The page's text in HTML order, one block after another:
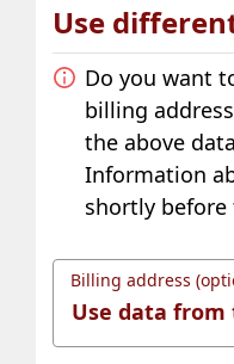
Use
Do you want
billing
the above
Information
shortly before
Billing address